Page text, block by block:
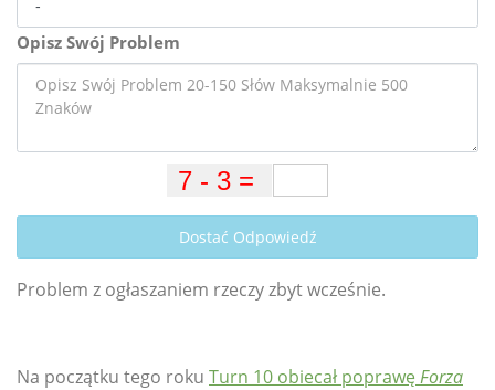
Opisz Swój Problem
Dostać Odpowiedź
Problem z ogłaszaniem rzeczy zbyt wcześnie.
Na początku tego roku Turn 10 obiecał poprawę Forza